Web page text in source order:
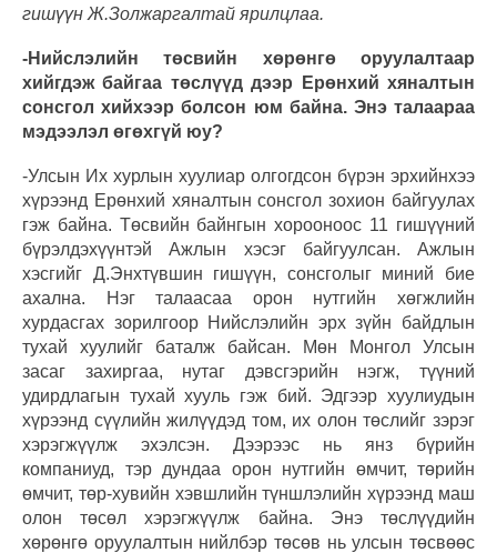
гишүүн Ж.Золжаргалтай ярилцлаа.
-Нийслэлийн төсвийн хөрөнгө оруулалтаар
хийгдэж байгаа төслүүд дээр Ерөнхий хяналтын
сонсгол хийхээр болсон юм байна. Энэ талаараа
мэдээлэл өгөхгүй юу?
-Улсын Их хурлын хуулиар олгогдсон бүрэн эрхийнхээ
хүрээнд Ерөнхий хяналтын сонсгол зохион байгуулах
гэж байна. Төсвийн байнгын хорооноос 11 гишүүний
бүрэлдэхүүнтэй Ажлын хэсэг байгуулсан. Ажлын
хэсгийг Д.Энхтүвшин гишүүн, сонсголыг миний бие
ахална. Нэг талаасаа орон нутгийн хөгжлийн
хурдасгах зорилгоор Нийслэлийн эрх зүйн байдлын
тухай хуулийг баталж байсан. Мөн Монгол Улсын
засаг захиргаа, нутаг дэвсгэрийн нэгж, түүний
удирдлагын тухай хууль гэж бий. Эдгээр хуулиудын
хүрээнд сүүлийн жилүүдэд том, их олон төслийг зэрэг
хэрэгжүүлж эхэлсэн. Дээрээс нь янз бүрийн
компаниуд, тэр дундаа орон нутгийн өмчит, төрийн
өмчит, төр-хувийн хэвшлийн түншлэлийн хүрээнд маш
олон төсөл хэрэгжүүлж байна. Энэ төслүүдийн
хөрөнгө оруулалтын нийлбэр төсөв нь улсын төсвөөс